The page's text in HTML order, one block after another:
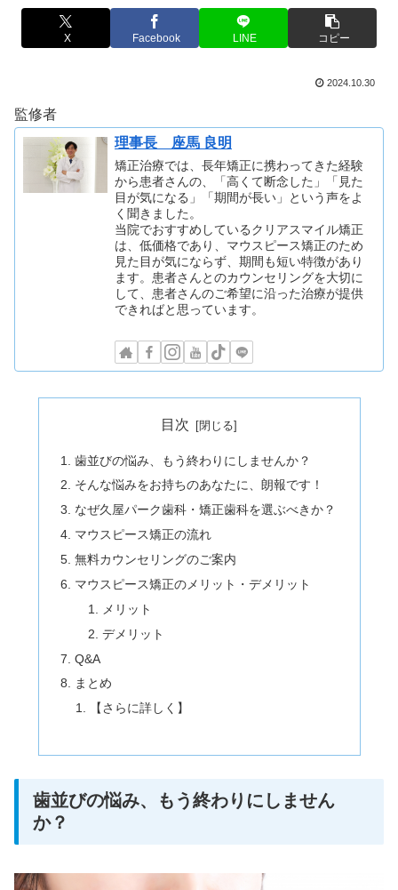
X Facebook LINE コピー
2024.10.30
監修者
理事長 座馬 良明
矯正治療では、長年矯正に携わってきた経験
から患者さんの、「高くて断念した」「見た
目が気になる」「期間が長い」という声をよ
く聞きました。
当院でおすすめしているクリアスマイル矯正
は、低価格であり、マウスピース矯正のため
見た目が気にならず、期間も短い特徴があり
ます。患者さんとのカウンセリングを大切に
して、患者さんのご希望に沿った治療が提供
できればと思っています。
目次
歯並びの悩み、もう終わりにしませんか？
そんな悩みをお持ちのあなたに、朗報です！
なぜ久屋パーク歯科・矯正歯科を選ぶべきか？
マウスピース矯正の流れ
無料カウンセリングのご案内
マウスピース矯正のメリット・デメリット
メリット
デメリット
Q&A
まとめ
【さらに詳しく】
歯並びの悩み、もう終わりにしません
か？